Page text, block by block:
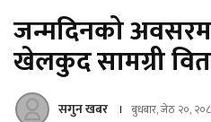
जन्मदिनको
खेलकुद सामग्री
सगुन खबर बुधबार, जेठ २०,